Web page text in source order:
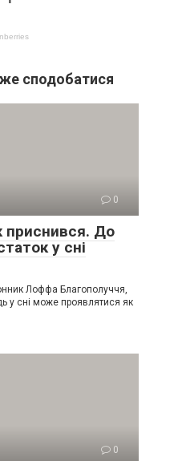
сподобатися
0
приснився. До
у сні
Лоффа Благополуччя,
у сні може проявлятися як
0